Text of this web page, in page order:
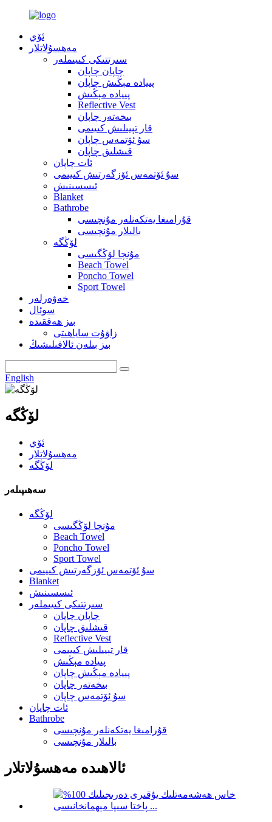
ئۆي
مەھسۇلاتلار
سىرتتىكى كىيىملەر
چاپان چاپان
پىيادە مېڭىش چاپان
پىيادە مېڭىش
Reflective Vest
بىخەتەر چاپان
قار تېيىلىش كىيىمى
سۇ ئۆتمەس چاپان
قىشلىق چاپان
ئات چاپان
سۇ ئۆتمەس ئۆزگەرتىش كىيىمى
ئىسسىنىش
Blanket
Bathrobe
قۇرامىغا يەتكەنلەر مۇنچىسى
بالىلار مۇنچىسى
لۆڭگە
مۇنچا لۆڭگىسى
Beach Towel
Poncho Towel
Sport Towel
خەۋەرلەر
سوئال
بىز ھەققىدە
زاۋۇت ساياھىتى
بىز بىلەن ئالاقىلىشىڭ
English
لۆڭگە
ئۆي
مەھسۇلاتلار
لۆڭگە
سەھىپىلەر
لۆڭگە
مۇنچا لۆڭگىسى
Beach Towel
Poncho Towel
Sport Towel
سۇ ئۆتمەس ئۆزگەرتىش كىيىمى
Blanket
ئىسسىنىش
سىرتتىكى كىيىملەر
چاپان چاپان
قىشلىق چاپان
Reflective Vest
قار تېيىلىش كىيىمى
پىيادە مېڭىش
پىيادە مېڭىش چاپان
بىخەتەر چاپان
سۇ ئۆتمەس چاپان
ئات چاپان
Bathrobe
قۇرامىغا يەتكەنلەر مۇنچىسى
بالىلار مۇنچىسى
ئالاھىدە مەھسۇلاتلار